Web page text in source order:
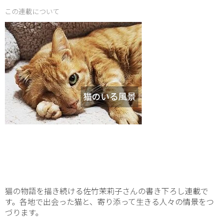
この連載について
猫のいる風景
猫の物語を描き続ける佐竹茉莉子さんの書き下ろし連載で
す。各地で出会った猫と、寄り添って生きる人々の情景をつ
づります。